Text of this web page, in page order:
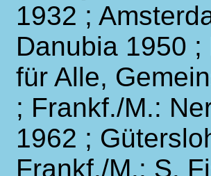
1932 ;
Danubia 1950
für Alle,
; Frankf./M.:
1962 ;
Frankf./M.: S.